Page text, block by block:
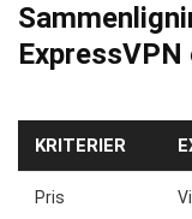
KRITERIER
Pris